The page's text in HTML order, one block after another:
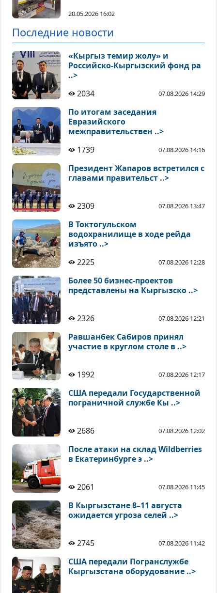
20.05.2026 16:02
Последние новости
«Кыргыз темир жолу» и
Российско-Кыргызский фонд ра
..>
2034
07.08.2026 14:29
По итогам заседания
Евразийского
межправительствен ..>
1739
07.08.2026 14:16
Президент Жапаров встретился с
главами правительст ..>
2309 07.08.2026 13:47
В Токтогульском
водохранилище в ходе рейда
изъято ..>
2225
07.08.2026 12:28
Более 50 бизнес-проектов
представлены на Кыргызско ..>
2326 07.08.2026 12:21
Равшанбек Сабиров принял
участие в круглом столе в ..>
1992 07.08.2026 12:17
США передали Государственной
пограничной службе Кы ..>
2686 07.08.2026 12:02
После атаки на склад Wildberries
в Екатеринбурге э ..>
2061 07.08.2026 11:45
В Кыргызстане 8–11 августа
ожидается угроза селей ..>
2745 07.08.2026 11:42
США передали Погранслужбе
Кыргызстана оборудование ..>